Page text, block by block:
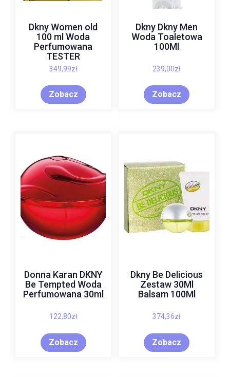
Dkny Women old
100 ml Woda
Perfumowana
TESTER
349,99zł
Zobacz
Dkny Dkny Men
Woda Toaletowa
100Ml
239,00zł
Zobacz
Donna Karan DKNY
Be Tempted Woda
Perfumowana 30ml
122,80zł
Zobacz
Dkny Be Delicious
Zestaw 30Ml
Balsam 100Ml
374,36zł
Zobacz